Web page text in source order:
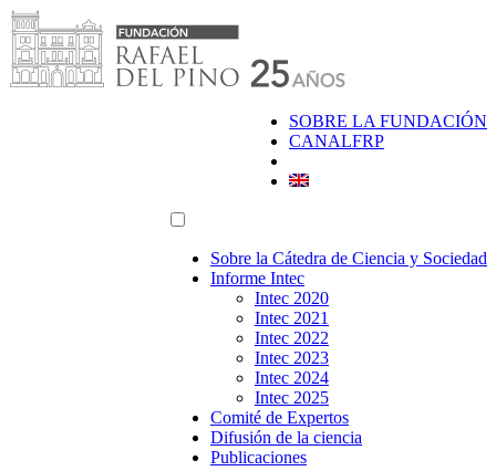
Saltar
al
contenido
SOBRE LA FUNDACIÓN
CANALFRP
Sobre la Cátedra de Ciencia y Sociedad
Informe Intec
Intec 2020
Intec 2021
Intec 2022
Intec 2023
Intec 2024
Intec 2025
Comité de Expertos
Difusión de la ciencia
Publicaciones